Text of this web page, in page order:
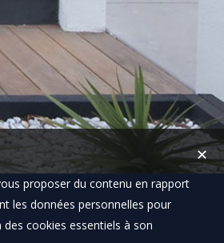
✕
proposer du contenu en rapport
les données personnelles pour
cookies essentiels à son